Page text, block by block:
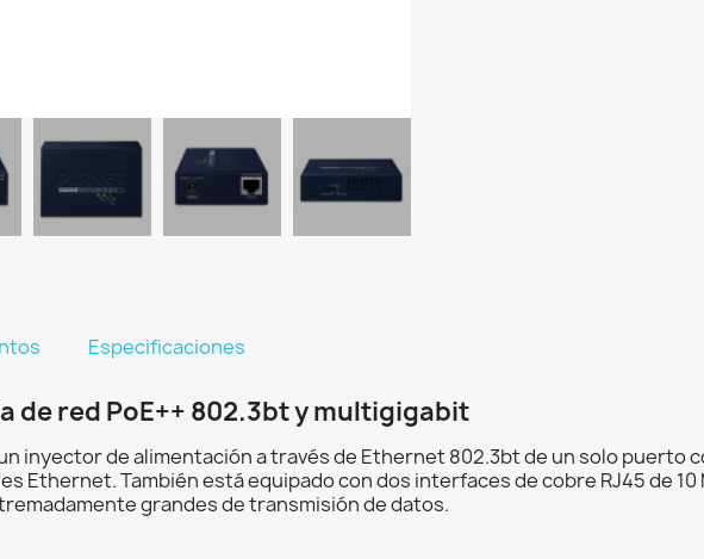
Especificaciones
de red PoE++ 802.3bt y multigigabit
un inyector de alimentación a través de Ethernet 802.3bt de un solo puerto
Ethernet. También está equipado con dos interfaces de cobre RJ45 de 10
grandes de transmisión de datos.